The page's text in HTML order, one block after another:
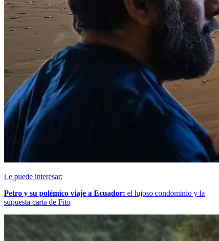
Le puede interesar:
Petro y su polémico viaje a Ecuador: el lujoso condominio y la
supuesta carta de Fito